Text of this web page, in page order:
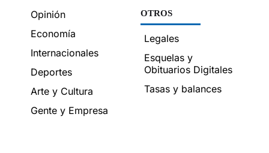
Opinión
Economía
Internacionales
Deportes
Arte y Cultura
Gente y Empresa
OTROS
Legales
Esquelas y
Obituarios Digitales
Tasas y balances